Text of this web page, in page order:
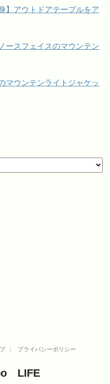
】アウトドアテーブルをア
ースフェイスのマウンテン
マウンテンライトジャケッ
プライバシーポリシー
LIFE